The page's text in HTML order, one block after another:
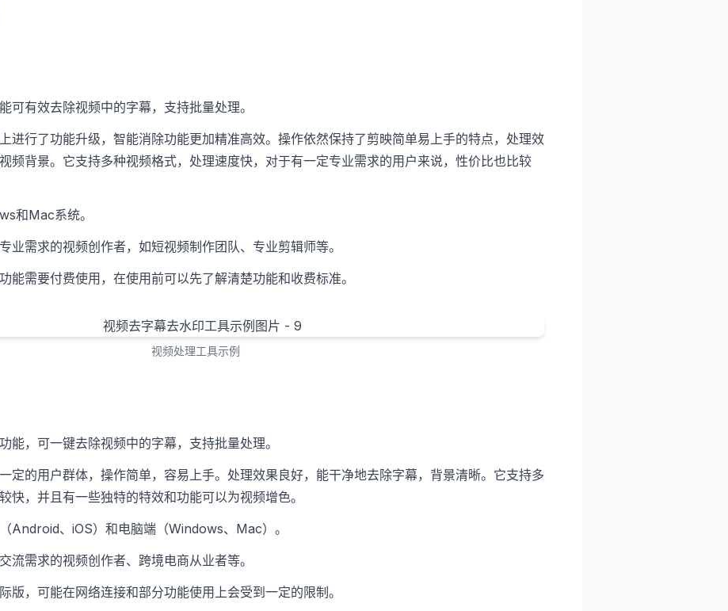
可有效去除视频中的字幕，支持批量处理。
进行了功能升级，智能消除功能更加精准高效。操作依然保持了剪映简单易上手的特点，处理效
频背景。它支持多种视频格式，处理速度快，对于有一定专业需求的用户来说，性价比也比较
和Mac系统。
业需求的视频创作者，如短视频制作团队、专业剪辑师等。
能需要付费使用，在使用前可以先了解清楚功能和收费标准。
视频处理工具示例
能，可一键去除视频中的字幕，支持批量处理。
定的用户群体，操作简单，容易上手。处理效果良好，能干净地去除字幕，背景清晰。它支持多
快，并且有一些独特的特效和功能可以为视频增色。
Android、iOS）和电脑端（Windows、Mac）。
流需求的视频创作者、跨境电商从业者等。
版，可能在网络连接和部分功能使用上会受到一定的限制。